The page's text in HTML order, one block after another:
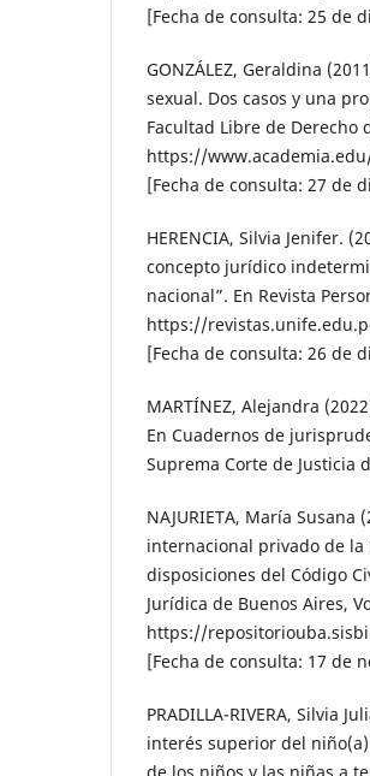
[Fecha de consulta: 25 de
GONZÁLEZ, Geraldina
sexual. Dos casos y una
Facultad Libre de Derecho
https://
[Fecha de consulta: 27 de
HERENCIA, Silvia Jenifer.
concepto jurídico
nacional”. En Revista
https://
[Fecha de consulta: 26 de
MARTÍNEZ, Alejandra
En Cuadernos de
Suprema Corte de Justicia
NAJURIETA, María
internacional privado de
disposiciones del Código
Jurídica de Buenos Aires,
https://
[Fecha de consulta: 17 de
PRADILLA-RIVERA, Silvia
interés superior del